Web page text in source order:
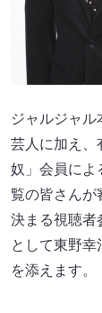
ジャルジャ
芸人に加え、
奴」会員によ
覧の皆さんが
決まる視聴者
として東野
を添えます。